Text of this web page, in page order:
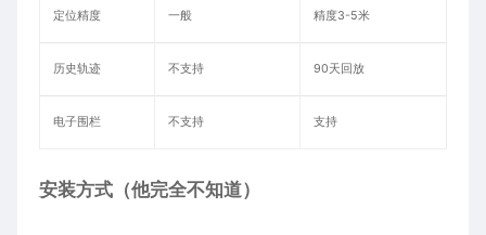
定位精度 一般 精度3-5米
历史轨迹 不支持 90天回放
电子围栏 不支持 支持
安装方式（他完全不知道）